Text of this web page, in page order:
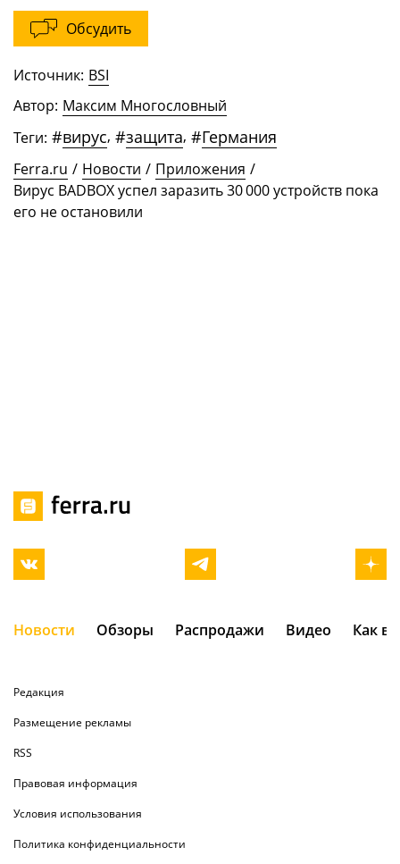
Обсудить
Источник: BSI
Автор: Максим Многословный
Теги: #вирус, #защита, #Германия
Ferra.ru / Новости / Приложения /
Вирус BADBOX успел заразить 30 000 устройств пока
его не остановили
Новости Обзоры Распродажи Видео Как
Редакция
Размещение рекламы
RSS
Правовая информация
Условия использования
Политика конфиденциальности